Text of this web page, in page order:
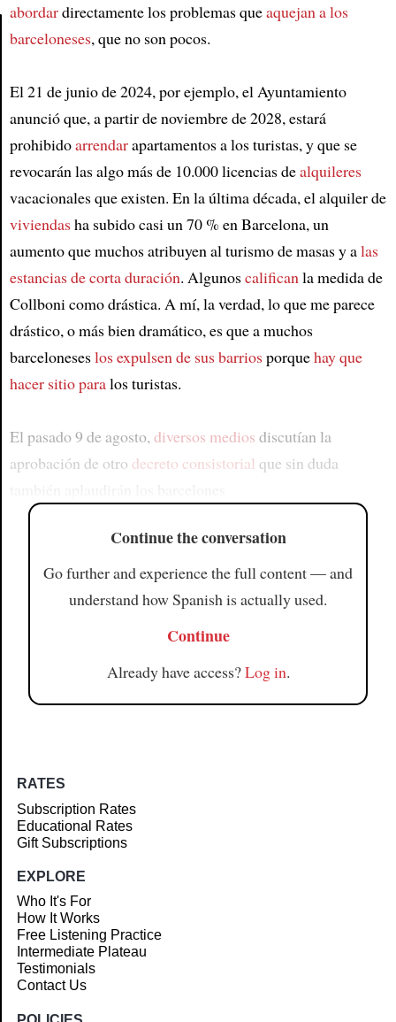
abordardirectamente los problemas queaquejan a los
barceloneses, que no son pocos.
El 21 de junio de 2024, por ejemplo, el Ayuntamiento
anunció que, a partir de noviembre de 2028, estará
prohibidoarrendarapartamentos a los turistas, y que se
revocarán las algo más de 10.000 licencias dealquileres
vacacionales que existen. En la última década, el alquiler de
viviendasha subido casi un 70 % en Barcelona, un
aumento que muchos atribuyen al turismo de masas y alas
estancias de corta duración. Algunoscalificanla medida de
Collboni como drástica. A mí, la verdad, lo que me parece
drástico, o más bien dramático, es que a muchos
barceloneseslos expulsen de sus barriosporquehay que
hacer sitio paralos turistas.
El pasado 9 de agosto,diversos medios discutían la
aprobación de otro decreto consistorial que sin duda
Continue the conversation
Go further and experience the full content — and
understand how Spanish is actually used.
Continue
Already have access?Log in.
RATES
Subscription Rates
Educational Rates
Gift Subscriptions
EXPLORE
Who It's For
How It Works
Free Listening Practice
Intermediate Plateau
Testimonials
Contact Us